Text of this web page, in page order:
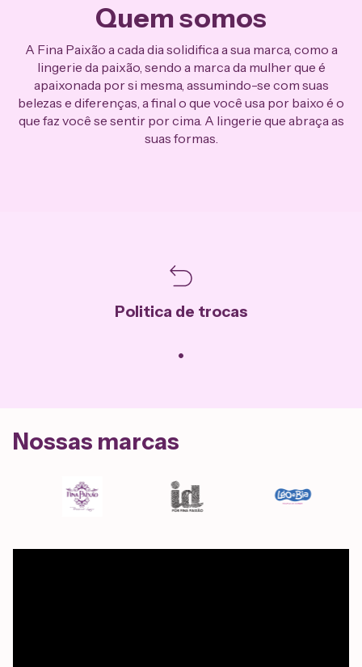
Quem somos
A Fina Paixão a cada dia solidifica a sua marca, como a
lingerie da paixão, sendo a marca da mulher que é
apaixonada por si mesma, assumindo-se com suas
belezas e diferenças, a final o que você usa por baixo é o
que faz você se sentir por cima. A lingerie que abraça as
suas formas.
Politica de trocas
Nossas marcas